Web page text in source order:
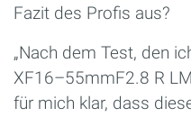
Fazit des Profis aus?
„Nach dem Test, den
XF16–55mmF2.8 R
für mich klar, dass